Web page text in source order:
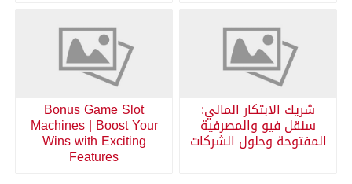
شريك الابتكار المالي:
سنقل فيو والمصرفية
المفتوحة وحلول الشركات
Bonus Game Slot
Machines | Boost Your
Wins with Exciting
Features